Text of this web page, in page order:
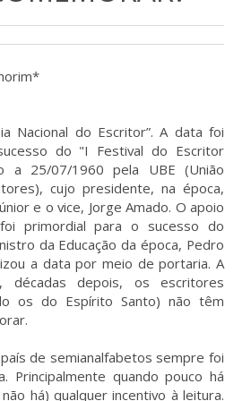
Nacional do Escritor”. A data foi
do "I Festival do Escritor
a 25/07/1960 pela UBE (União
cujo presidente, na época,
e o vice, Jorge Amado. O apoio
primordial para o sucesso do
da Educação da época, Pedro
a data por meio de portaria. A
décadas depois, os escritores
os do Espírito Santo) não têm
de semianalfabetos sempre foi
Principalmente quando pouco há
há) qualquer incentivo à leitura.